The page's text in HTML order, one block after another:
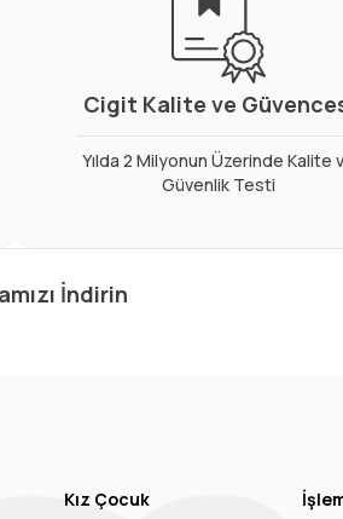
Cigit Kalite ve
Yılda 2 Milyonun Üzerinde Kalite
Güvenlik Testi
İndirin
Kız Çocuk